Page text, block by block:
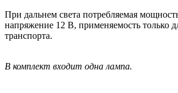
При дальнем света потребляемая
напряжение 12 В, применяемость только
транспорта.
В комплект входит одна лампа.